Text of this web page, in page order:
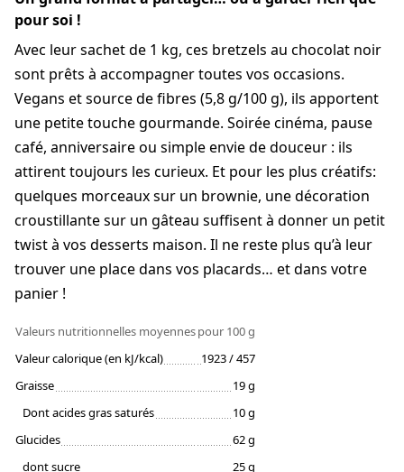
pour soi !
Avec leur sachet de 1 kg, ces bretzels au chocolat noir
sont prêts à accompagner toutes vos occasions.
Vegans et source de fibres (5,8 g/100 g), ils apportent
une petite touche gourmande. Soirée cinéma, pause
café, anniversaire ou simple envie de douceur : ils
attirent toujours les curieux. Et pour les plus créatifs:
quelques morceaux sur un brownie, une décoration
croustillante sur un gâteau suffisent à donner un petit
twist à vos desserts maison. Il ne reste plus qu’à leur
trouver une place dans vos placards… et dans votre
panier !
Valeurs nutritionnelles moyennespour 100 g
Valeur calorique (en kJ/kcal)
1923 / 457
Graisse
19 g
Dont acides gras saturés
10 g
Glucides
62 g
dont sucre
25 g